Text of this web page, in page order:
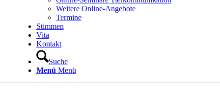
Weitere Online-Angebote
Termine
Stimmen
Vita
Kontakt
Suche
Menü Menü